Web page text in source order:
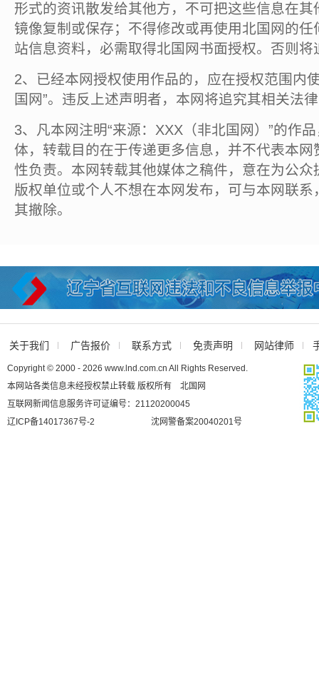
形式的资讯散发给其他方，不可把这些信息在
镜像复制或保存；不得修改或再使用北国网的
站信息资料，必需取得北国网书面授权。否则将
2、已经本网授权使用作品的，应在授权范围内
国网”。违反上述声明者，本网将追究其相关法
3、凡本网注明“来源：XXX（非北国网）”的作
体，转载目的在于传递更多信息，并不代表本
性负责。本网转载其他媒体之稿件，意在为公
版权单位或个人不想在本网发布，可与本网联
其撤除。
关于我们 广告报价 联系方式 免责声明 网站律师
Copyright © 2000 - 2026 www.lnd.com.cn All Rights Reserved.
本网站各类信息未经授权禁止转载 版权所有 北国网
互联网新闻信息服务许可证编号：21120200045
辽ICP备14017367号-2
沈网警备案20040201号